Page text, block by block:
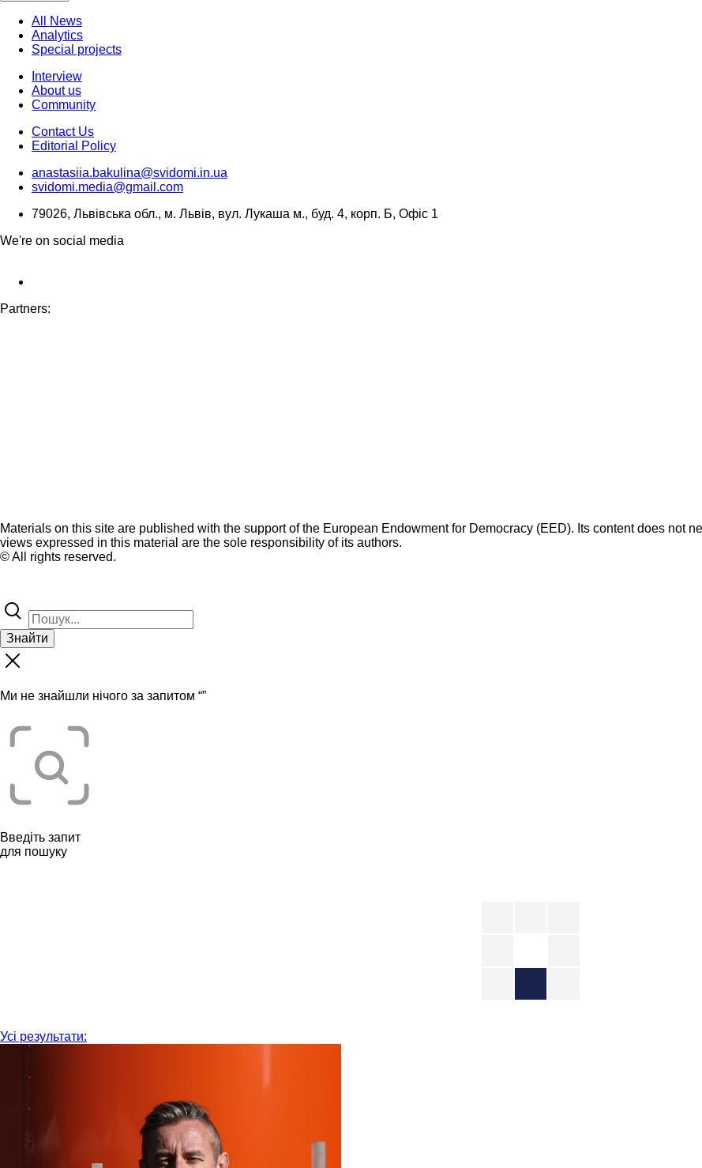
All News
Analytics
Special projects
Interview
About us
Community
Contact Us
Editorial Policy
anastasiia.bakulina@svidomi.in.ua
svidomi.media@gmail.com
79026, Львівська обл., м. Львів, вул. Лукаша м., буд. 4, корп. Б, Офіс 1
We're on social media
Partners:
Materials on this site are published with the support of the European Endowment for Democracy (EED). Its content does not
views expressed in this material are the sole responsibility of its authors.
© All rights reserved.
Знайти
Ми не знайшли нічого за запитом “”
Введіть запит
для пошуку
Усі результати: